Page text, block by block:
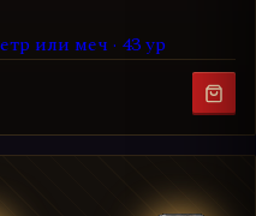
или меч · 43 ур